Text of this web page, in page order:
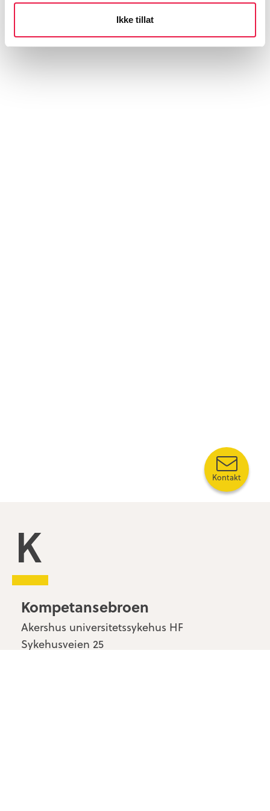
Ikke tillat
E-post: ingrid.grov.mannsverk@hel.oslo.kommune.no
Kompetansebroen
Kompetansebroen
Akershus universitetssykehus HF
Sykehusveien 25
Kontakt